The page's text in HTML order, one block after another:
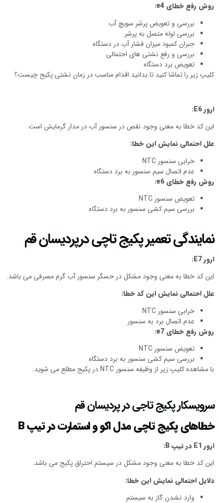
روش رفع خطای e4
:
بررسی و تعویض پرشر سویچ آب
بررسی لوله متصل به پرشر
جبران کمبود میزان فشار آب در دستگاه
بررسی و رفع نشتی های احتمالی
تعویض برد دستگاه
کلیپ زیر را تماشا کنید تا بدانید اقدام مناسب در زمان نشتی پکیج چیست؟
ارورE6
:
این کد خطا به معنی وجود نقص در سنسور آب در مدار گرمایش است.
علل احتمالی نمایش این خطا:
خرابی سنسور NTC
عدم اتصال سیم سنسور به برد دستگاه
روش رفع خطای e6
:
تعویض سنسور NTC
بررسی سیم کشی سنسور به برد دستگاه
نمایندگی تعمیر پکیج تاچی درپردیسان قم
ارورE7
:
این کد خطا به معنی وجود مشکل در حسگر سنسور آب گرم مصرفی می باشد.
علل احتمالی نمایش این کد خطا:
خرابی سنسور NTC
عدم اتصال برد به سنسور
روش رفع خطای e7
:
تعویض سنسور NTC
بررسی سیم کشی سنسور به برد دستگاه
با مشاهده کلیپ زیر از وظیفه سنسور NTC در پکیج مطلع می شوید.
سرویسکار پکیج تاجی در پردیسان قم
خطاهای پکیج تاچی مدل اکو و استمارت در تیپB
ارور E1 در تیپB
:
این کد خطا به معنی وجود مشکل در سیستم احتراق پکیج می باشد.
دلایل احتمالی نمایش این خطا:
وارد نشدن گاز به سیستم